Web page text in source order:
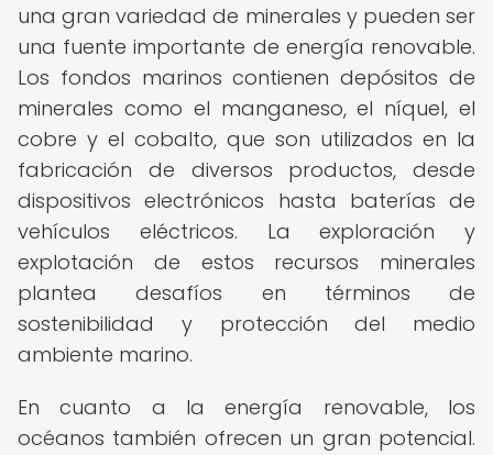
una gran variedad de minerales y pueden ser
una fuente importante de energía renovable.
Los fondos marinos contienen depósitos de
minerales como el manganeso, el níquel, el
cobre y el cobalto, que son utilizados en la
fabricación de diversos productos, desde
dispositivos electrónicos hasta baterías de
vehículos eléctricos. La exploración y
explotación de estos recursos minerales
plantea desafíos en términos de
sostenibilidad y protección del medio
ambiente marino.
En cuanto a la energía renovable, los
océanos también ofrecen un gran potencial.